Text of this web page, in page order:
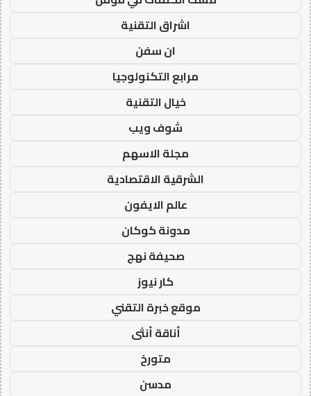
اشراق التقنية
ان سفن
مرابع التكنولوجيا
خيال التقنية
شوف ويب
مجلة الاسهم
الشرقية الاقتصادية
عالم الايفون
مدونة كوكان
صحيفة نهج
كار نيوز
موقع خبرة التقني
أناقة أنثى
متورخ
مدسن